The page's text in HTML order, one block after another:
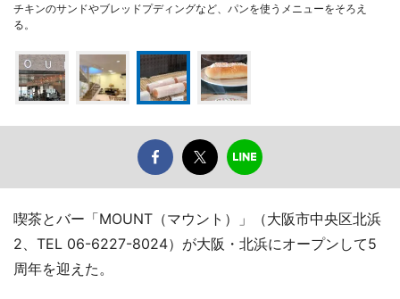
チキンのサンドやブレッドプディングなど、パンを使うメニューをそろえ
る。
喫茶とバー「MOUNT（マウント）」（大阪市中央区北浜
2、TEL 06-6227-8024）が大阪・北浜にオープンして5
周年を迎えた。